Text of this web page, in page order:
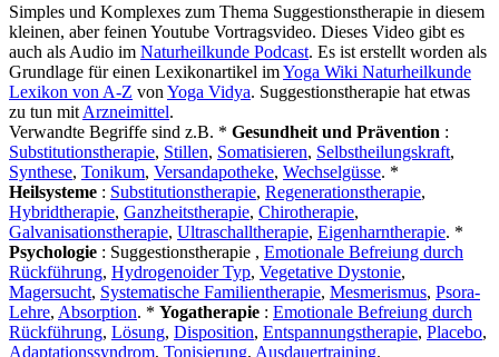
Simples und Komplexes zum Thema Suggestionstherapie in diesem
kleinen, aber feinen Youtube Vortragsvideo. Dieses Video gibt es
auch als Audio im Naturheilkunde Podcast. Es ist erstellt worden als
Grundlage für einen Lexikonartikel imYoga Wiki Naturheilkunde
Lexikon von A-Z von Yoga Vidya. Suggestionstherapie hat etwas
zu tun mit Arzneimittel.
Verwandte Begriffe sind z.B. * Gesundheit und Prävention :
Substitutionstherapie, Stillen, Somatisieren, Selbstheilungskraft,
Synthese, Tonikum, Versandapotheke, Wechselgüsse. *
Heilsysteme : Substitutionstherapie, Regenerationstherapie,
Hybridtherapie, Ganzheitstherapie, Chirotherapie,
Galvanisationstherapie, Ultraschalltherapie, Eigenharntherapie. *
Psychologie : Suggestionstherapie , Emotionale Befreiung durch
Rückführung, Hydrogenoider Typ, Vegetative Dystonie,
Magersucht, Systematische Familientherapie, Mesmerismus, Psora-
Lehre, Absorption. * Yogatherapie : Emotionale Befreiung durch
Rückführung, Lösung, Disposition, Entspannungstherapie, Placebo,
Adaptationssyndrom, Tonisierung, Ausdauertraining.